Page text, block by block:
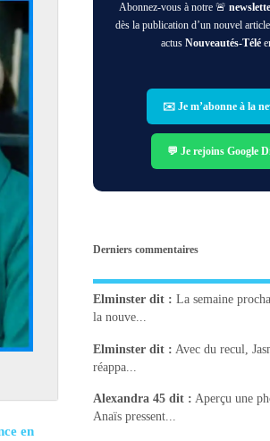
en
Abonnez-vous à notre 🚨
dès la publication d’un nouvel
actusNouveautés-Télé
✉️ Je m’abonne à la
💬 Je rejoins Google
Derniers commentaires
Elminster dit : La semaine
la nouve...
Elminster dit : Avec du recul,
réappa...
Alexandra 45 dit : Aperçu une
Anaïs pressent...